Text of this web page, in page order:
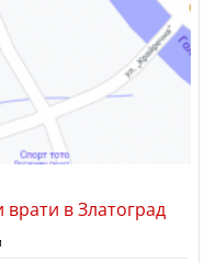
в Златоград